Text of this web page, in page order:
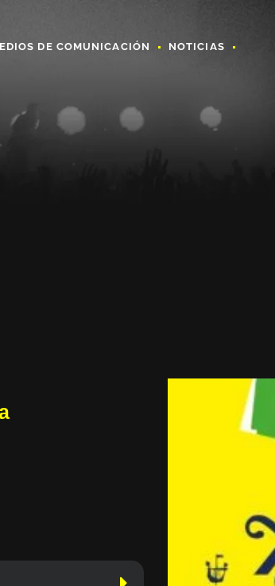
DE COMUNICACIÓN NOTICIAS